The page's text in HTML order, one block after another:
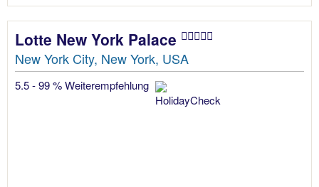
Lotte New York Palace
New York City, New York, USA
5.5 - 99 % Weiterempfehlung